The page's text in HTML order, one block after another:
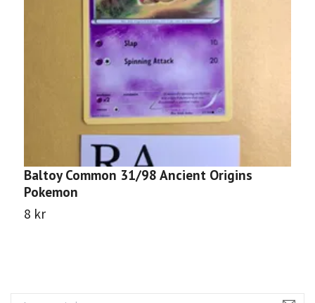
Baltoy Common 31/98 Ancient Origins
Pokemon
8 kr